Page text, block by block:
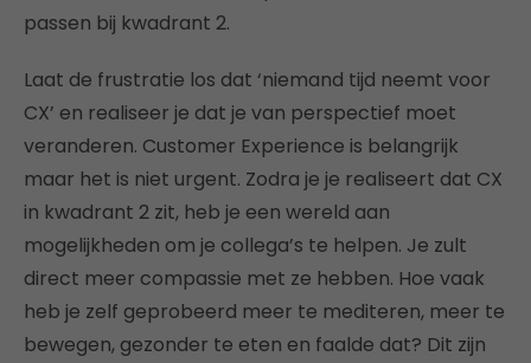
passen bij kwadrant 2.
Laat de frustratie los dat ‘niemand tijd neemt voor
CX’ en realiseer je dat je van perspectief moet
veranderen. Customer Experience is belangrijk
maar het is niet urgent. Zodra je je realiseert dat CX
in kwadrant 2 zit, heb je een wereld aan
mogelijkheden om je collega’s te helpen. Je zult
direct meer compassie met ze hebben. Hoe vaak
heb je zelf geprobeerd meer te mediteren, meer te
bewegen, gezonder te eten en faalde dat? Dit zijn